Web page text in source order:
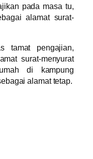
pada masa tu,
alamat surat-
tamat pengajian,
surat-menyurat
di kampung
alamat tetap.